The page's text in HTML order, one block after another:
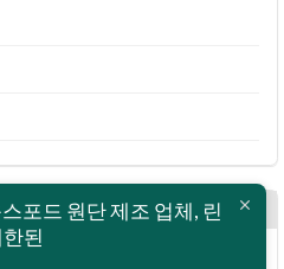
포드 원단 제조 업체, 린
된